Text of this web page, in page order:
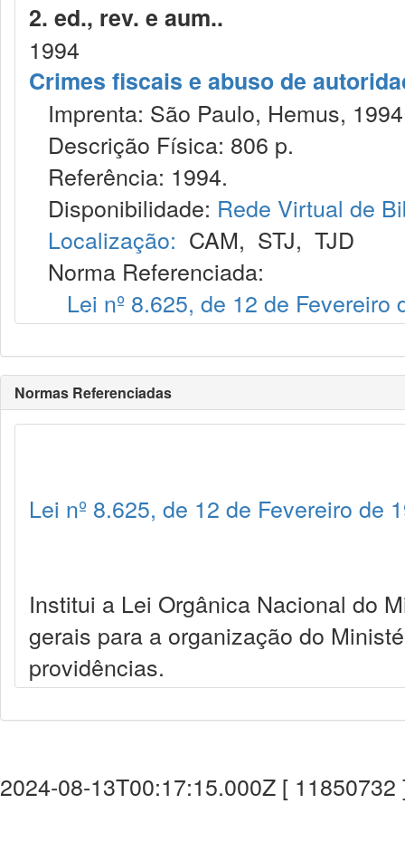
2. ed., rev. e aum..
1994
Crimes fiscais e abuso de
Imprenta: São Paulo, Hemus,
Descrição Física: 806 p.
Referência: 1994.
Disponibilidade: Rede Virtual de
Localização: CAM, STJ, TJD
Norma Referenciada:
Lei nº 8.625, de 12 de Fevereiro
Normas Referenciadas
Lei nº 8.625, de 12 de Fevereiro de
Institui a Lei Orgânica Nacional do
gerais para a organização do
providências.
2024-08-13T00:17:15.000Z [ 11850732